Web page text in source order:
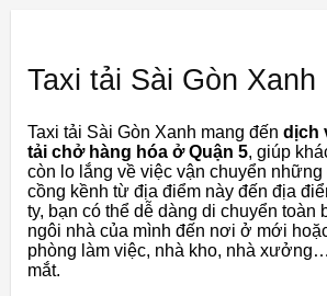
Taxi tải Sài Gòn Xanh
Taxi tải Sài Gòn Xanh mang đến dịch
tải chở hàng hóa ở Quận 5, giúp
còn lo lắng về việc vận chuyển những
cồng kềnh từ địa điểm này đến địa
ty, bạn có thể dễ dàng di chuyển toàn
ngôi nhà của mình đến nơi ở mới
phòng làm việc, nhà kho, nhà
mắt.